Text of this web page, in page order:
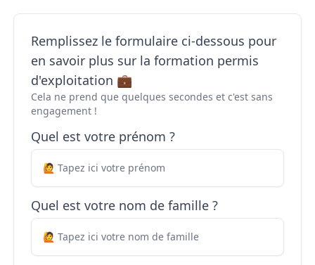
Remplissez le formulaire ci-dessous pour
en savoir plus sur la formation permis
d'exploitation 💼
Cela ne prend que quelques secondes et c'est sans
engagement !
Quel est votre prénom ?
Quel est votre nom de famille ?